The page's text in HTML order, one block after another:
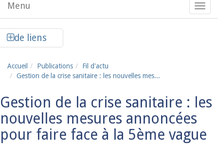
Menu
de
Menu
de liens
Accueil Publications
Fil d'actu
Gestion de la crise sanitaire : les nouvelles mes...
Gestion de la crise sanitaire : les
nouvelles mesures annoncées
pour faire face à la 5ème vague